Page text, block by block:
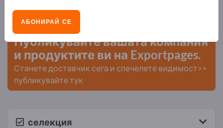
контакти >> започнете оттук
Публикувайте вашата компания
и продуктите ви на Exportpages.
Станете доставчик сега и спечелете видимост>>
публикувайте тук
селекция
АБОНИРАЙ СЕ